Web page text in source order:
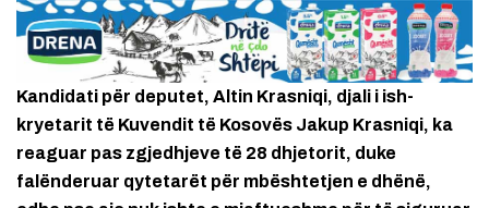
Kandidati për deputet, Altin Krasniqi, djali i ish-
kryetarit të Kuvendit të Kosovës Jakup Krasniqi, ka
reaguar pas zgjedhjeve të 28 dhjetorit, duke
falënderuar qytetarët për mbështetjen e dhënë,